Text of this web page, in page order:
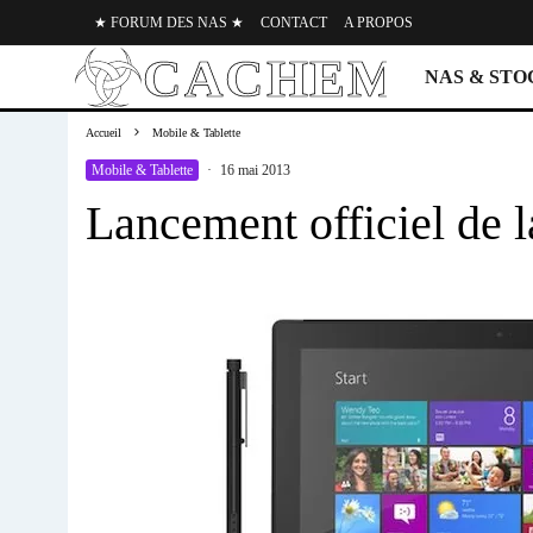
★ FORUM DES NAS ★ CONTACT A PROPOS
NAS &
Accueil Mobile & Tablette
Mobile & Tablette · 16 mai 2013
Lancement officiel de